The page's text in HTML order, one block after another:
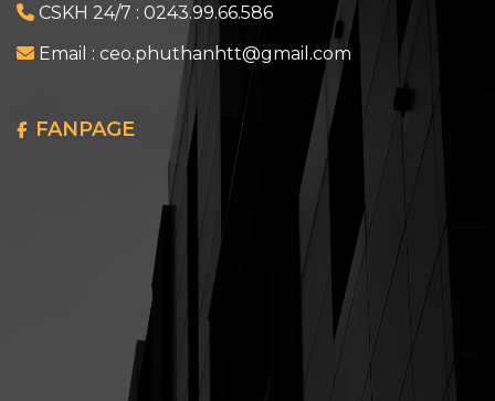
CSKH 24/7 : 0243.99.66.586
Email : ceo.phuthanhtt@gmail.com
FANPAGE